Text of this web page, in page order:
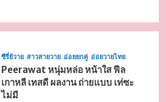
ซีรี่ย์วาย สาวสายวาย อ่อยยกคู่ อ่อยวายไทย
Peerawat หนุ่มหล่อ หน้าใส ฟีล
เกาหลี เทสดี ผลงาน ถ่ายแบบ เท่ซะ
ไม่มี